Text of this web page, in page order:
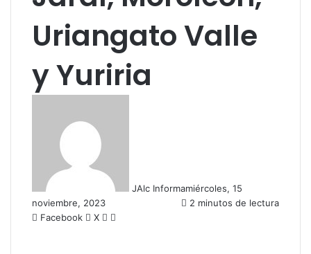
Uriangato Valle
y Yuriria
JAlc Informamiércoles, 15
noviembre, 2023
2 minutos de lectura
Facebook
X
W